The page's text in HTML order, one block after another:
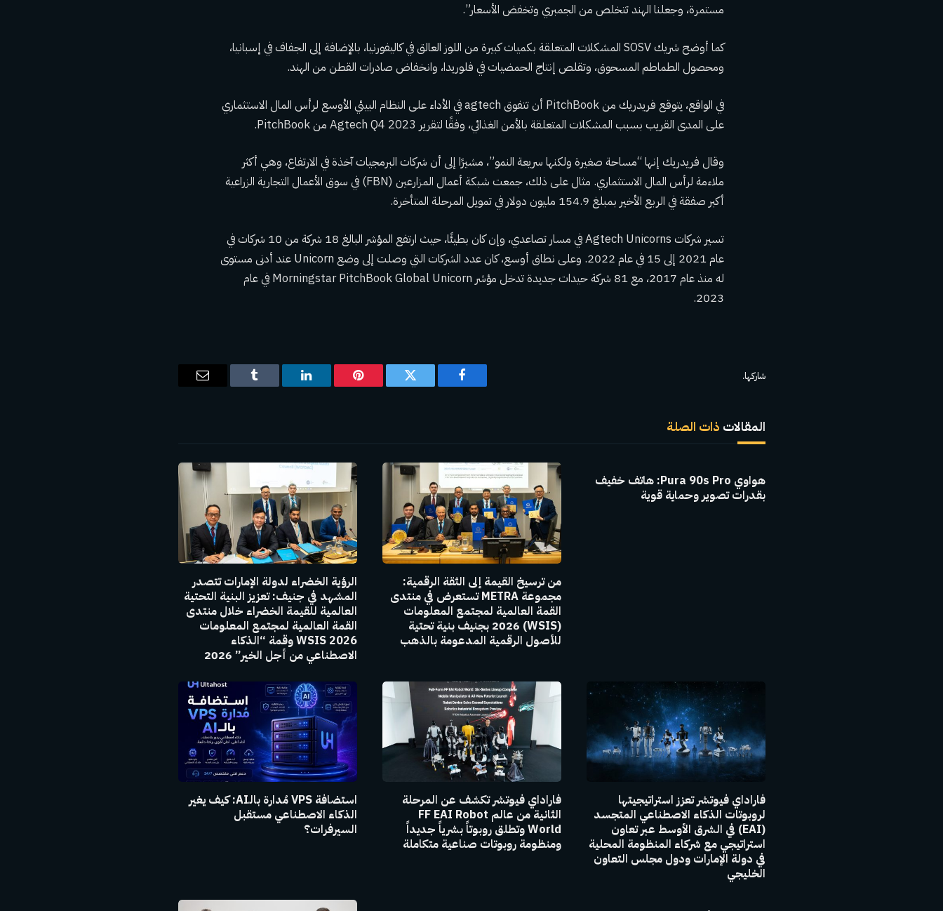
مستمرة، وجعلنا الهند تتخلص من الجمبري وتخفض الأسعار”.
كما أوضح شريك SOSV المشكلات المتعلقة بكميات كبيرة من اللوز العالق في كاليفورنيا، بالإضافة إلى الجفاف في إسبانيا،
ومحصول الطماطم المسحوق، وتقلص إنتاج الحمضيات في فلوريدا، وانخفاض صادرات القطن من الهند.
في الواقع، يتوقع فريدريك من PitchBook أن تتفوق agtech في الأداء على النظام البيئي الأوسع لرأس المال الاستثماري
على المدى القريب بسبب المشكلات المتعلقة بالأمن الغذائي، وفقًا لتقرير Agtech Q4 2023 من PitchBook.
وقال فريدريك إنها “مساحة صغيرة ولكنها سريعة النمو”، مشيرًا إلى أن شركات البرمجيات آخذة في الارتفاع، وهي أكثر
ملاءمة لرأس المال الاستثماري. مثال على ذلك، جمعت شبكة أعمال المزارعين (FBN) في سوق الأعمال التجارية الزراعية
أكبر صفقة في الربع الأخير بمبلغ 154.9 مليون دولار في تمويل المرحلة المتأخرة.
تسير شركات Agtech Unicorns في مسار تصاعدي، وإن كان بطيئًا، حيث ارتفع المؤشر البالغ 18 شركة من 10 شركات في
عام 2021 إلى 15 في عام 2022. وعلى نطاق أوسع، كان عدد الشركات التي وصلت إلى وضع Unicorn عند أدنى مستوى
له منذ عام 2017، مع 81 شركة حيدات جديدة تدخل مؤشر Morningstar PitchBook Global Unicorn في عام
2023.
شاركها.
فيسبوك تويتر بينتيريستلينكدإن Tumblr
البريد
المقالات ذات الصلة
هواوي Pura 90s Pro: هاتف خفيف
بقدرات تصوير وحماية قوية
من ترسيخ القيمة إلى الثقة الرقمية:
مجموعة METRA تستعرض في منتدى
القمة العالمية لمجتمع المعلومات
(WSIS) 2026 بجنيف بنية تحتية
للأصول الرقمية المدعومة بالذهب
الرؤية الخضراء لدولة الإمارات تتصدر
المشهد في جنيف: تعزيز البنية التحتية
العالمية للقيمة الخضراء خلال منتدى
القمة العالمية لمجتمع المعلومات
WSIS 2026 وقمة “الذكاء
الاصطناعي من أجل الخير” 2026
فاراداي فيوتشر تعزز استراتيجيتها
لروبوتات الذكاء الاصطناعي المتجسد
(EAI) في الشرق الأوسط عبر تعاون
استراتيجي مع شركاء المنظومة المحلية
في دولة الإمارات ودول مجلس التعاون
الخليجي
فاراداي فيوتشر تكشف عن المرحلة
الثانية من عالم FF EAI Robot
World وتطلق روبوتاً بشرياً جديداً
ومنظومة روبوتات صناعية متكاملة
استضافة VPS مُدارة بالـAI: كيف يغير
الذكاء الاصطناعي مستقبل
السيرفرات؟